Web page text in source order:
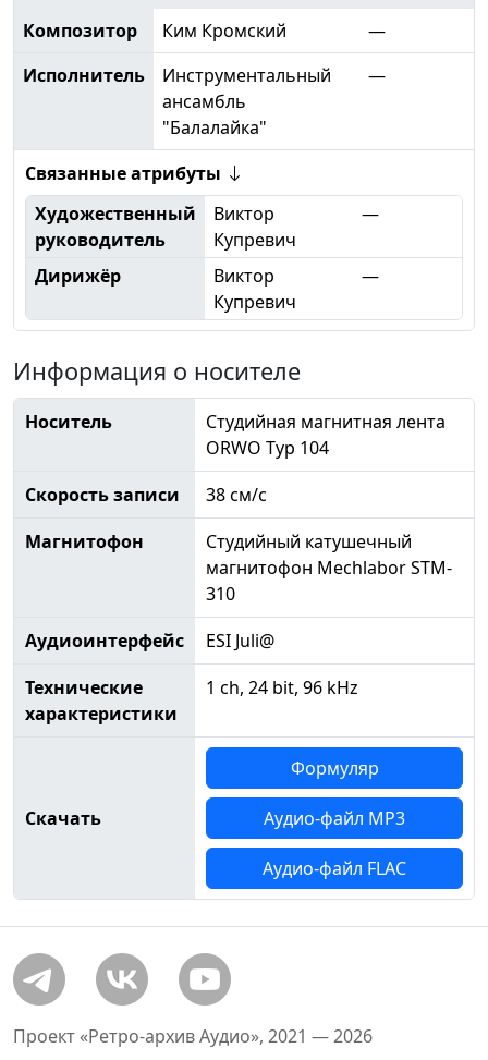
Композитор
Ким Кромский
—
Исполнитель
Инструментальный
ансамбль
"Балалайка"
—
Связанные атрибуты
Художественный
руководитель
Виктор
Купревич
—
Дирижёр
Виктор
Купревич
—
Информация о носителе
Носитель
Студийная магнитная лента
ORWO Typ 104
Скорость записи
38 см/с
Магнитофон
Студийный катушечный
магнитофон Mechlabor STM-
310
Аудиоинтерфейс
ESI Juli@
Технические
характеристики
1 ch, 24 bit, 96 kHz
Скачать
Формуляр
Аудио-файл MP3
Аудио-файл FLAC
Проект «Ретро-архив Аудио», 2021 — 2026